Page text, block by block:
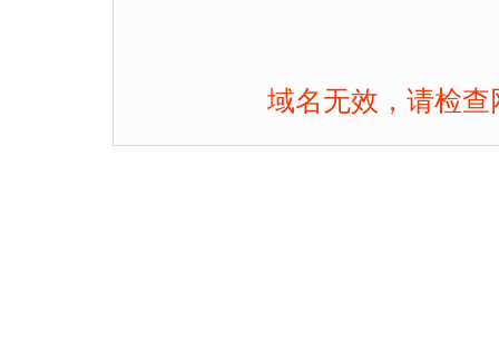
域名无效，请检